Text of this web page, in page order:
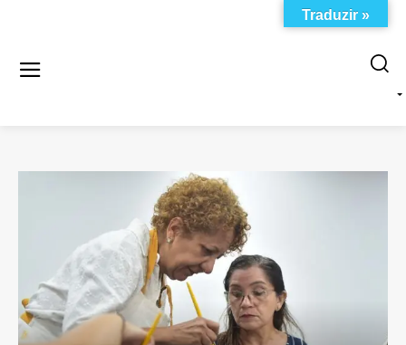
Traduzir »